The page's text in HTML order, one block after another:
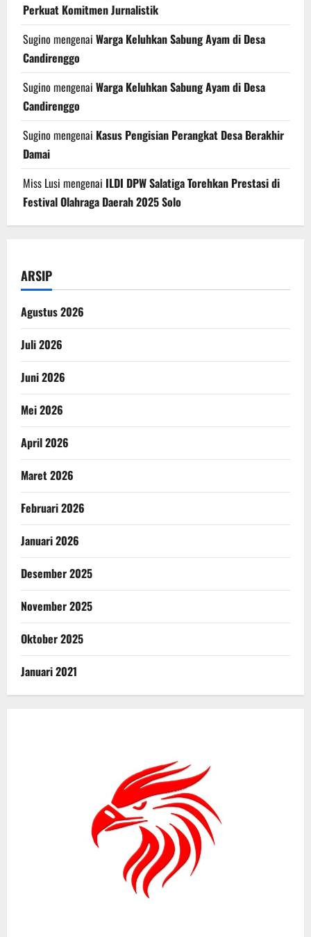
Perkuat Komitmen Jurnalistik
Sugino mengenai Warga Keluhkan Sabung Ayam di Desa
Candirenggo
Sugino mengenai Warga Keluhkan Sabung Ayam di Desa
Candirenggo
Sugino mengenai Kasus Pengisian Perangkat Desa Berakhir
Damai
Miss Lusi mengenai ILDI DPW Salatiga Torehkan Prestasi di
Festival Olahraga Daerah 2025 Solo
ARSIP
Agustus 2026
Juli 2026
Juni 2026
Mei 2026
April 2026
Maret 2026
Februari 2026
Januari 2026
Desember 2025
November 2025
Oktober 2025
Januari 2021